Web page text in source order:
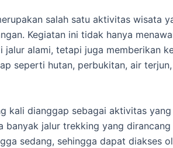
salah satu aktivitas wisata
Kegiatan ini tidak hanya
alami, tetapi juga memberikan
seperti hutan, perbukitan, air
kali dianggap sebagai aktivitas yang
banyak jalur trekking yang
sedang, sehingga dapat diakses